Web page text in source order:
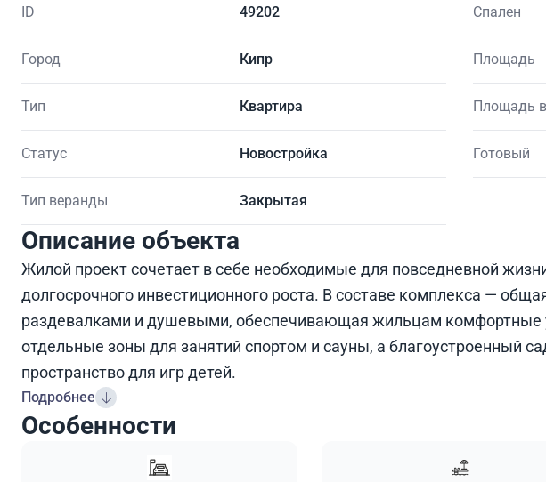
ID 49202
Город Кипр
Тип Квартира
Статус Новостройка
Тип веранды Закрытая
Спален
Площадь
Площадь
Готовый
Описание объекта
Жилой проект сочетает в себе необходимые для повседневной
долгосрочного инвестиционного роста. В составе комплекса —
раздевалками и душевыми, обеспечивающая жильцам комфортные
отдельные зоны для занятий спортом и сауны, а благоустроенный
пространство для игр детей.
Подробнее
Особенности